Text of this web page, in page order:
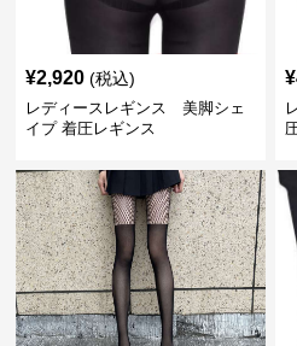
¥2,920 (税込)
レディースレギンス 美脚シェ
イプ 着圧レギンス
¥